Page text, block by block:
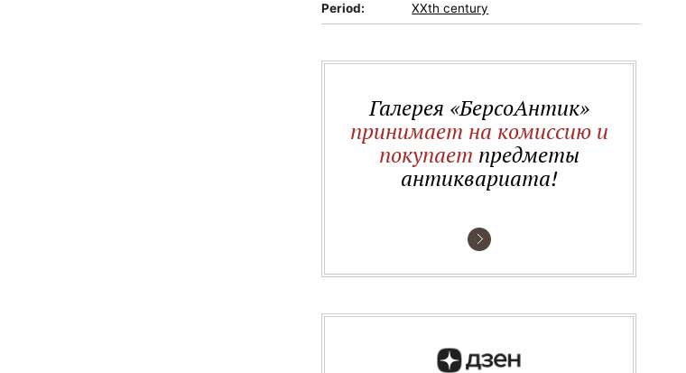
Period: XXth century
Галерея «БерсоАнтик»
принимает на комиссию и
покупает предметы
антиквариата!